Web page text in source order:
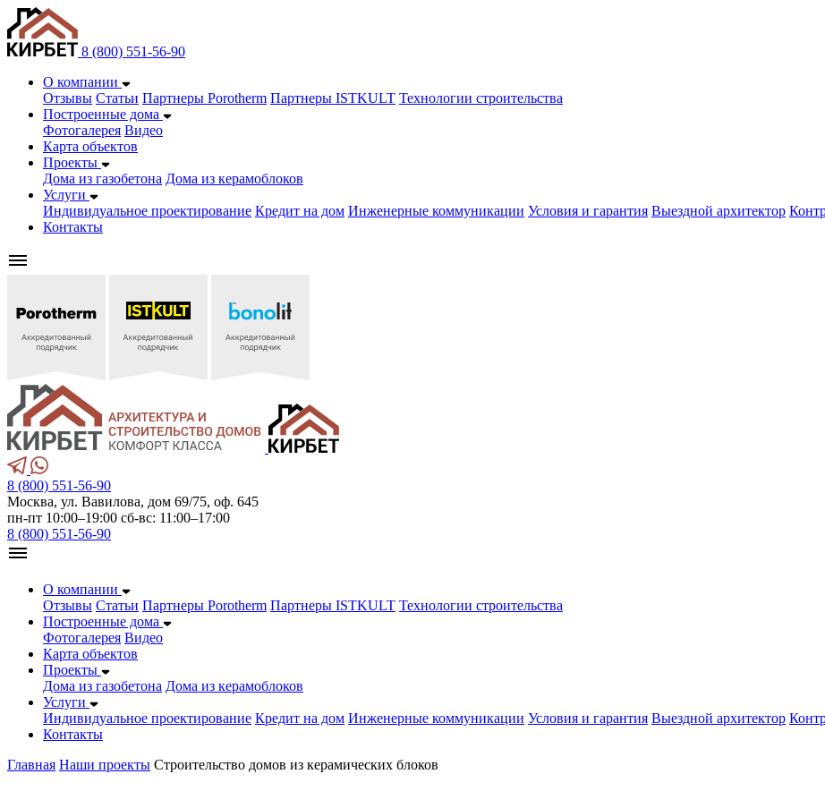
8 (800) 551-56-90
О компании
Отзывы Статьи Партнеры Porotherm Партнеры ISTKULT Технологии строительства
Построенные дома
Фотогалерея Видео
Карта объектов
Проекты
Дома из газобетонa Дома из керамоблоков
Услуги
Индивидуальное проектирование Кредит на дом Инженерные коммуникации Условия и гарантия Выездной архитектор
Контакты
8 (800) 551-56-90
Москва, ул. Вавилова, дом 69/75, оф. 645
пн-пт 10:00–19:00 сб-вс: 11:00–17:00
8 (800) 551-56-90
О компании
Отзывы Статьи Партнеры Porotherm Партнеры ISTKULT Технологии строительства
Построенные дома
Фотогалерея Видео
Карта объектов
Проекты
Дома из газобетонa Дома из керамоблоков
Услуги
Индивидуальное проектирование Кредит на дом Инженерные коммуникации Условия и гарантия Выездной архитектор
Контакты
Главная Наши проекты Строительство домов из керамических блоков